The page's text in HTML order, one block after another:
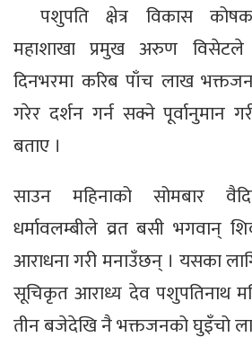
पशुपति क्षेत्र विकास
महाशाखा प्रमुख अरुण विसेटले
दिनभरमा करिब पाँच लाख
गरेर दर्शन गर्न सक्ने पूर्वानुमान
बताए ।
साउन महिनाको सोमबार
धर्मावलम्बीले व्रत बसी भगवान्
आराधना गरी मनाउँछन् । यसका
सूचिकृत आराध्य देव पशुपतिनाथ
तीन बजेदेखि नै भक्तजनको घुइँचो